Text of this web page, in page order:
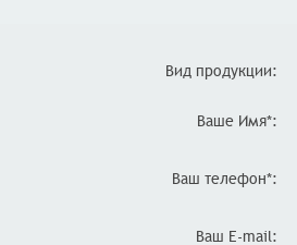
Вид продукции:
Ваше Имя*:
Ваш телефон*:
Ваш E-mail: